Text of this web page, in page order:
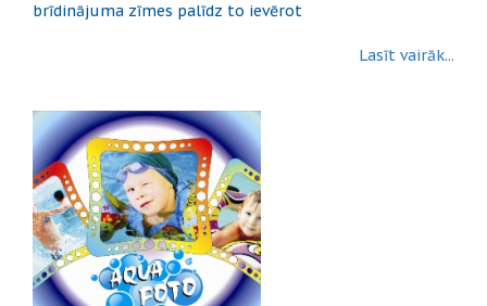
brīdinājuma zīmes palīdz to ievērot
Lasīt vairāk...